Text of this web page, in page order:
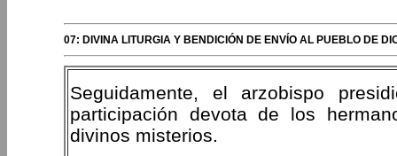
07: DIVINA LITURGIA Y BENDICIÓN DE ENVÍO AL PUEBLO DE
Seguidamente, el arzobispo
participación devota de los
divinos misterios.